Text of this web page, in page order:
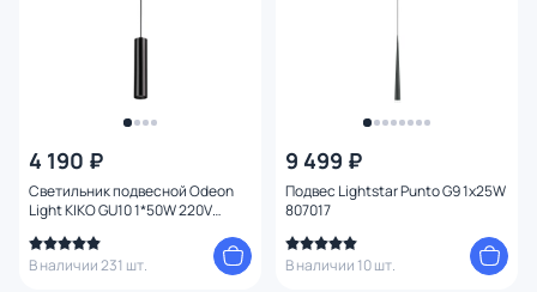
4 190 ₽
Светильник подвесной Odeon
Light KIKO GU10 1*50W 220V
В наличии 231 шт.
9 499 ₽
Подвес Lightstar Punto G9 1х25W
807017
В наличии 10 шт.